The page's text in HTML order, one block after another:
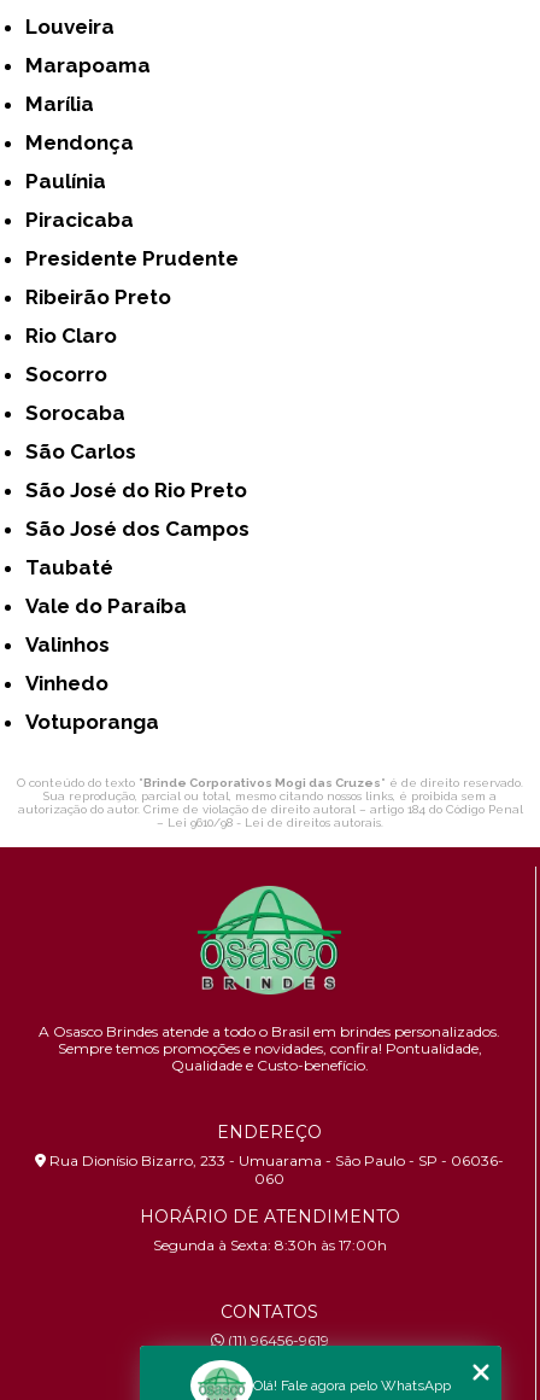
Louveira
Marapoama
Marília
Mendonça
Paulínia
Piracicaba
Presidente Prudente
Ribeirão Preto
Rio Claro
Socorro
Sorocaba
São Carlos
São José do Rio Preto
São José dos Campos
Taubaté
Vale do Paraíba
Valinhos
Vinhedo
Votuporanga
O conteúdo do texto "Brinde Corporativos Mogi das Cruzes" é de direito reservado.
Sua reprodução, parcial ou total, mesmo citando nossos links, é proibida sem a
autorização do autor. Crime de violação de direito autoral – artigo 184 do Código Penal
– Lei 9610/98 - Lei de direitos autorais
A Osasco Brindes atende a todo o Brasil em brindes personalizados.
Sempre temos promoções e novidades, confira! Pontualidade,
Qualidade e Custo-benefício.
ENDEREÇO
Rua Dionísio Bizarro, 233 - Umuarama - São Paulo - SP - 06036-
060
HORÁRIO DE ATENDIMENTO
Segunda à Sexta: 8:30h às 17:00h
CONTATOS
(11) 96456-9619
contato@osascobrindes.com.br
CNPJ:26.434.153/0001-30
Olá! Fale agora pelo WhatsApp